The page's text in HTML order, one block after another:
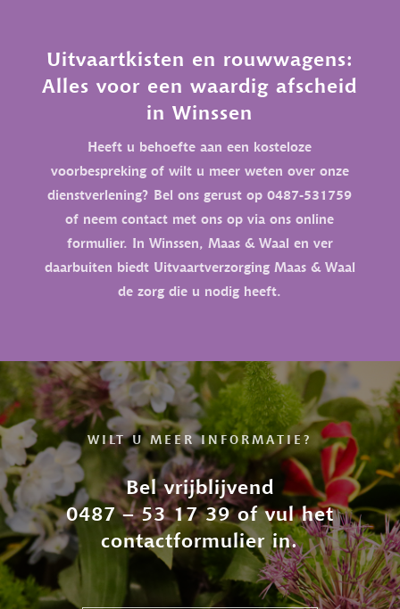
Uitvaartkisten en rouwwagens:
Alles voor een waardig afscheid
in Winssen
Heeft u behoefte aan een kosteloze
voorbespreking of wilt u meer weten over onze
dienstverlening? Bel ons gerust op 0487-531759
of neem contact met ons op via ons online
formulier. In Winssen, Maas & Waal en ver
daarbuiten biedt Uitvaartverzorging Maas & Waal
de zorg die u nodig heeft.
WILT U MEER INFORMATIE?
Bel vrijblijvend
0487 – 53 17 39 of vul het
contactformulier in.